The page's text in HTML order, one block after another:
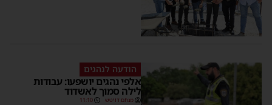
הודעה לנהגים
אלפי נהגים יושפעו: עבודות
לילה סמוך לאשדוד
מנחם דויטש 11:10